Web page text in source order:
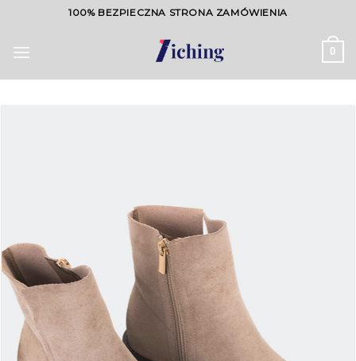
content
100% BEZPIECZNA STRONA ZAMÓWIENIA
0